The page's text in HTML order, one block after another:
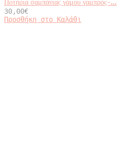
Ποτήρια σαμπάνιας γάμου γαμπρός-...
30,00€
Προσθήκη στο Καλάθι